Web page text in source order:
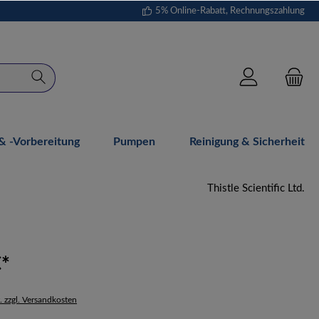
5% Online-Rabatt, Rechnungszahlung
-vorbereitung Pumpen Reinigung & Sicherheit
Thistle Scientific Ltd.
zzgl. Versandkosten